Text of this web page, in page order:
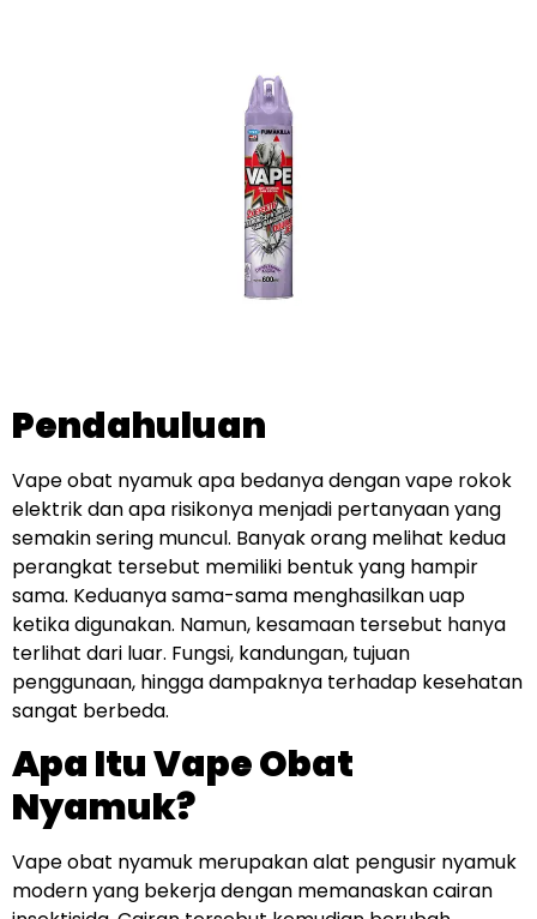
Pendahuluan
Vape obat nyamuk apa bedanya dengan vape rokok
elektrik dan apa risikonya menjadi pertanyaan yang
semakin sering muncul. Banyak orang melihat kedua
perangkat tersebut memiliki bentuk yang hampir
sama. Keduanya sama-sama menghasilkan uap
ketika digunakan. Namun, kesamaan tersebut hanya
terlihat dari luar. Fungsi, kandungan, tujuan
penggunaan, hingga dampaknya terhadap kesehatan
sangat berbeda.
Apa Itu Vape Obat
Nyamuk?
Vape obat nyamuk merupakan alat pengusir nyamuk
modern yang bekerja dengan memanaskan cairan